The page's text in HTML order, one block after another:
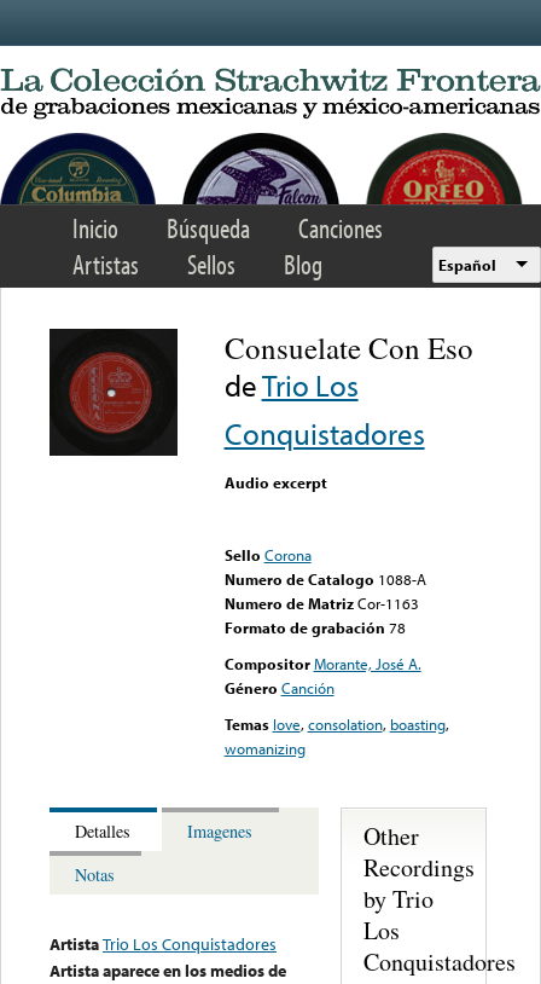
Inicio Búsqueda
Canciones
Artistas
Sellos Blog Español
Consuelate Con Eso
deTrio Los
Conquistadores
Audio excerpt
Sello Corona
Numero de Catalogo 1088-A
Numero de Matriz Cor-1163
Formato de grabación 78
Compositor Morante, José A.
Género Canción
Temas love,consolation, boasting,
womanizing
Detalles
Imagenes
Notas
ArtistaTrio Los Conquistadores
Artista aparece en los medios de
Other
Recordings
by Trio
Los
Conquistadores